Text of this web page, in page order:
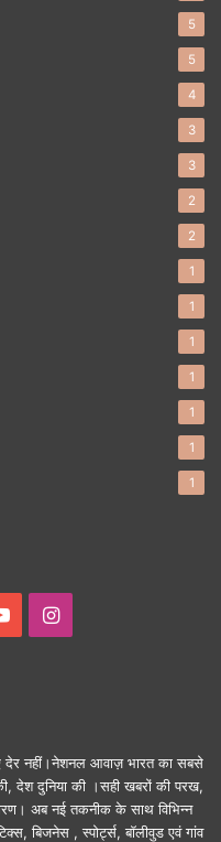
5
5
4
3
3
2
2
1
1
1
1
1
1
1
YouTubeInstagram
नहीं।नेशनल आवाज़ भारत का सबसे
देश दुनिया की ।सही खबरों की परख,
अब नई तकनीक के साथ विभिन्न
बिजनेस , स्पोर्ट्स, बॉलीवुड एवं गांव